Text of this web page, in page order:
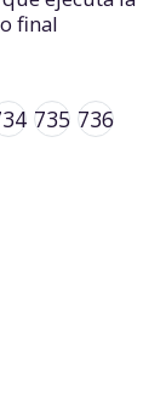
final
735 736